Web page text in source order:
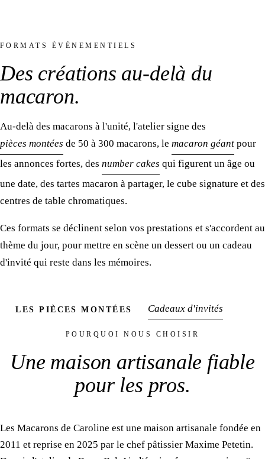
FORMATS ÉVÉNEMENTIELS
Des créations au-delà du
macaron.
Au-delà des macarons à l'unité, l'atelier signe des
pièces montées de 50 à 300 macarons, le macaron géant pour
les annonces fortes, des number cakes qui figurent un âge ou
une date, des tartes macaron à partager, le cube signature et des
centres de table chromatiques.
Ces formats se déclinent selon vos prestations et s'accordent au
thème du jour, pour mettre en scène un dessert ou un cadeau
d'invité qui reste dans les mémoires.
LES PIÈCES MONTÉES Cadeaux d'invités
POURQUOI NOUS CHOISIR
Une maison artisanale fiable
pour les pros.
Les Macarons de Caroline est une maison artisanale fondée en
2011 et reprise en 2025 par le chef pâtissier Maxime Petetin.